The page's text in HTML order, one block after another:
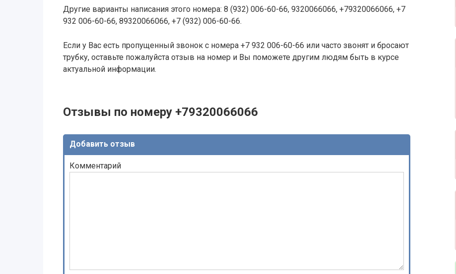
Другие варианты написания этого номера: 8 (932) 006-60-66, 9320066066, +79320066066, +7
932 006-60-66, 89320066066, +7 (932) 006-60-66.
Если у Вас есть пропущенный звонок с номера +7 932 006-60-66 или часто звонят и бросают
трубку, оставьте пожалуйста отзыв на номер и Вы поможете другим людям быть в курсе
актуальной информации.
Отзывы по номеру +79320066066
Добавить отзыв
Комментарий